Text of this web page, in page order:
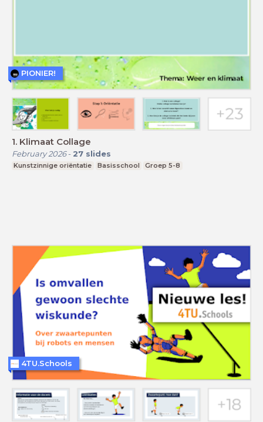
1. Klimaat Collage
February 2026- 27 slides
Kunstzinnige oriëntatie Basisschool Groep 5-8
PIONIER!
4TU.Schools